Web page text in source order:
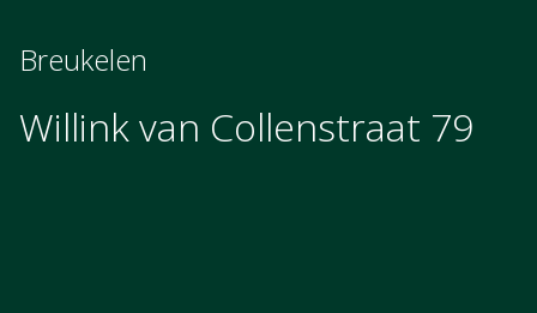
Breukelen
Willink van Collenstraat 79